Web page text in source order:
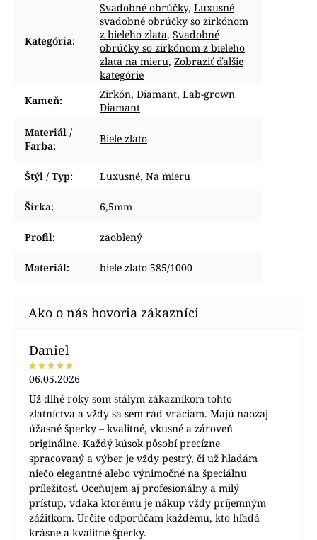
Kategória:
Svadobné obrúčky, Luxusné
svadobné obrúčky so zirkónom
z bieleho zlata, Svadobné
obrúčky so zirkónom z bieleho
zlata na mieru, Zobraziť ďalšie
kategórie
Kameň: Zirkón, Diamant, Lab-grown
Diamant
Materiál /
Farba:
Biele zlato
Štýl / Typ: Luxusné, Na mieru
Šírka: 6,5mm
Profil: zaoblený
Materiál: biele zlato 585/1000
Daniel
06.05.2026
Už dlhé roky som stálym zákazníkom tohto
zlatníctva a vždy sa sem rád vraciam. Majú naozaj
úžasné šperky – kvalitné, vkusné a zároveň
originálne. Každý kúsok pôsobí precízne
spracovaný a výber je vždy pestrý, či už hľadám
niečo elegantné alebo výnimočné na špeciálnu
príležitosť. Oceňujem aj profesionálny a milý
prístup, vďaka ktorému je nákup vždy príjemným
zážitkom. Určite odporúčam každému, kto hľadá
krásne a kvalitné šperky.